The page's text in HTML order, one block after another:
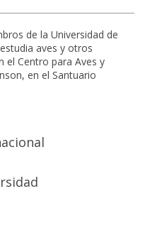
de la Universidad de
aves y otros
el Centro para Aves y
en el Santuario